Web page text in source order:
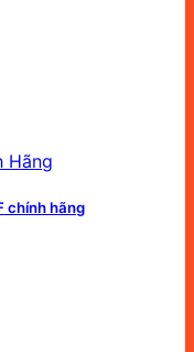
chính hãng